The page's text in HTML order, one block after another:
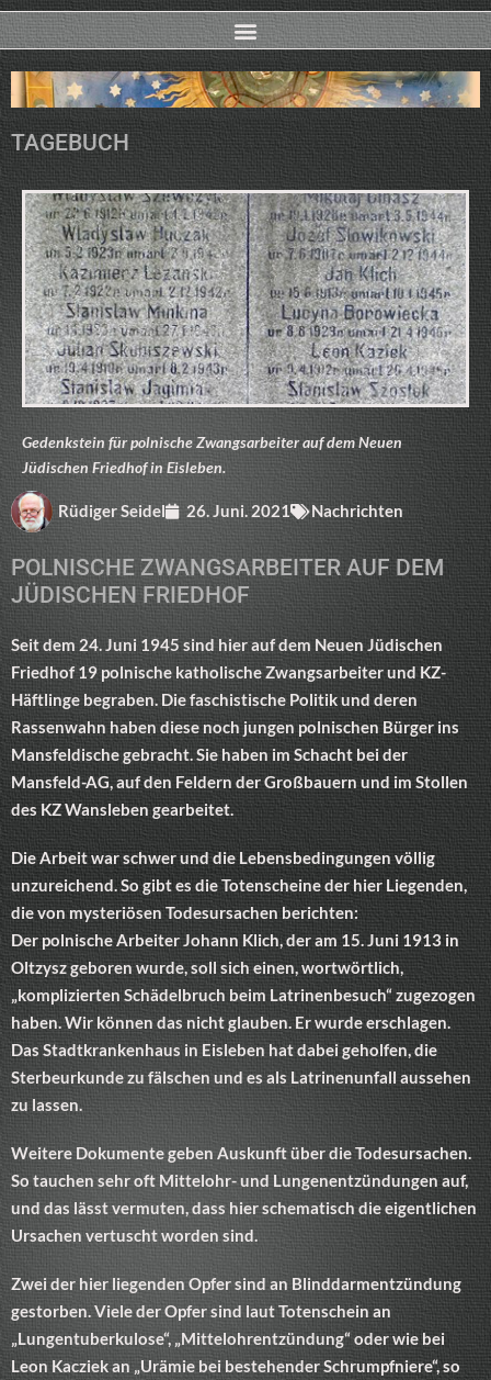
TAGEBUCH
Gedenkstein für polnische Zwangsarbeiter auf dem Neuen
Jüdischen Friedhof in Eisleben.
Rüdiger Seidel 26. Juni. 2021 Nachrichten
POLNISCHE ZWANGSARBEITER AUF DEM
JÜDISCHEN FRIEDHOF
Seit dem 24. Juni 1945 sind hier auf dem Neuen Jüdischen
Friedhof 19 polnische katholische Zwangsarbeiter und KZ-
Häftlinge begraben. Die faschistische Politik und deren
Rassenwahn haben diese noch jungen polnischen Bürger ins
Mansfeldische gebracht. Sie haben im Schacht bei der
Mansfeld-AG, auf den Feldern der Großbauern und im Stollen
des KZ Wansleben gearbeitet.
Die Arbeit war schwer und die Lebensbedingungen völlig
unzureichend. So gibt es die Totenscheine der hier Liegenden,
die von mysteriösen Todesursachen berichten:
Der polnische Arbeiter Johann Klich, der am 15. Juni 1913 in
Oltzysz geboren wurde, soll sich einen, wortwörtlich,
„komplizierten Schädelbruch beim Latrinenbesuch“ zugezogen
haben. Wir können das nicht glauben. Er wurde erschlagen.
Das Stadtkrankenhaus in Eisleben hat dabei geholfen, die
Sterbeurkunde zu fälschen und es als Latrinenunfall aussehen
zu lassen.
Weitere Dokumente geben Auskunft über die Todesursachen.
So tauchen sehr oft Mittelohr- und Lungenentzündungen auf,
und das lässt vermuten, dass hier schematisch die eigentlichen
Ursachen vertuscht worden sind.
Zwei der hier liegenden Opfer sind an Blinddarmentzündung
gestorben. Viele der Opfer sind laut Totenschein an
„Lungentuberkulose“, „Mittelohrentzündung“ oder wie bei
Leon Kacziek an „Urämie bei bestehender Schrumpfniere“, so